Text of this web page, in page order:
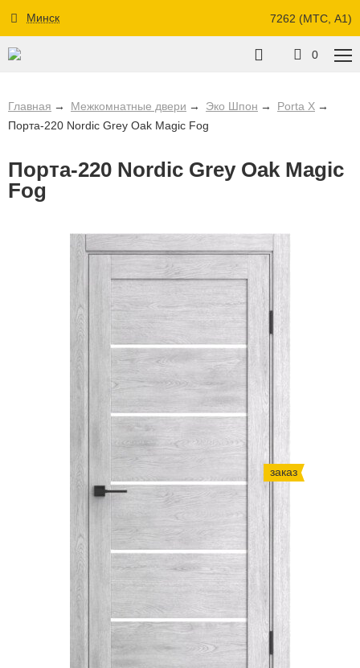
Минск 7262 (МТС, A1)
0
Главная Межкомнатные двери Эко Шпон
Porta X
Порта-220 Nordic Grey Oak Magic Fog
Порта-220 Nordic Grey Oak Magic
Fog
заказ